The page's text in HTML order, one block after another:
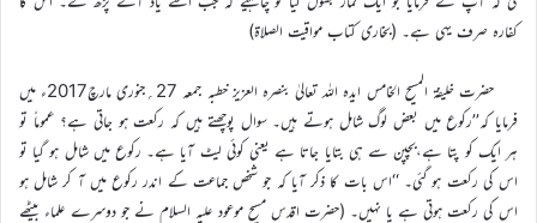
کفارہ صرف یہی ہے۔ (بخاری کتاب مواقیت الصلاۃ)
حضرت خلیفۃ المسیح الخامس ایدہ اللہ تعالیٰ بنصرہ العزیز خطبہ جمعہ 27؍جنوری مارچ2017ء میں
فرمایا کہ’’رکوع میں بعض لوگ شامل ہوتے ہیں۔ سوال پوچھتے ہیں کہ رکعت ہو جاتی ہے؟ عموماً تو
ہر ایک کو پتا ہے،بچپن سے ہی بتایا جاتا ہے یعنی کوئی لیٹ آیا ہے۔ رکوع میں شامل ہو گیا تو
اس کی رکعت ہو گئی۔ ‘‘اس بات کا ذکر آیا کہ جو شخص جماعت کے اندر رکوع میں آ کر شامل ہو
اس کی رکعت ہوتی ہے یا نہیں۔ (حضرت اقدس مسیح موعود علیہ السلام نے جو دوسرے علماء بیٹھے